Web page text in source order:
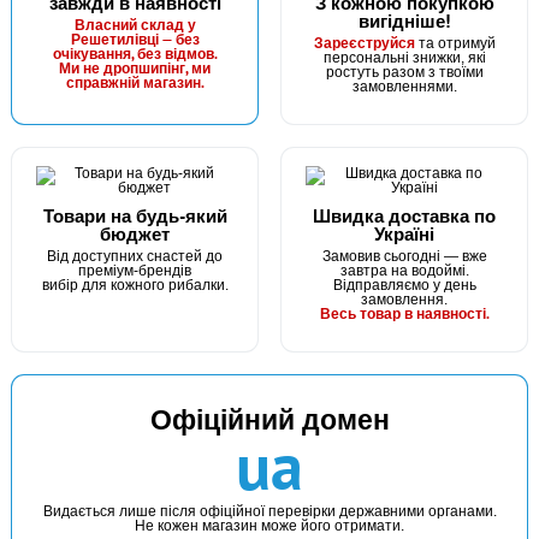
#FO-3312-2_0
В наявності
Маг: 10 шт Базар: 2 шт
35 грн 12 шт.
КУПИТИ
Офсетний гачок Fanatik FO-3312-XL №2/0
КУПИТИ
Власний склад у
Решетилівці — без
очікування, без відмов.
Ми не дропшипінг, ми
справжній магазин.
вигідніше!
Зареєструйсята отримуй
персональні знижки, які
ростуть разом з твоїми
замовленнями.
Товари на будь-який
бюджет
Від доступних снастей до
преміум-брендів
вибір для кожного рибалки.
Швидка доставка по
Україні
Замовив сьогодні — вже
завтра на водоймі.
Відправляємо у день
замовлення.
Весь товар в наявності.
Офіційний домен
ua
Видається лише після офіційної перевірки державними органами.
Не кожен магазин може його отримати.